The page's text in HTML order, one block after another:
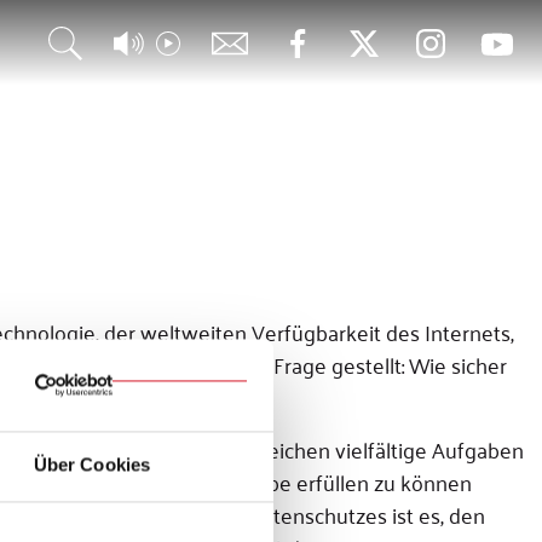
Über Cookies
der weltweiten Verfügbarkeit des Internets,
Gefahren auch vor die Frage gestellt: Wie sicher
in ihren jeweiligen Bereichen vielfältige Aufgaben
Um diese Aufgabe erfüllen zu können
Zweck des kirchlichen Datenschutzes ist es, den